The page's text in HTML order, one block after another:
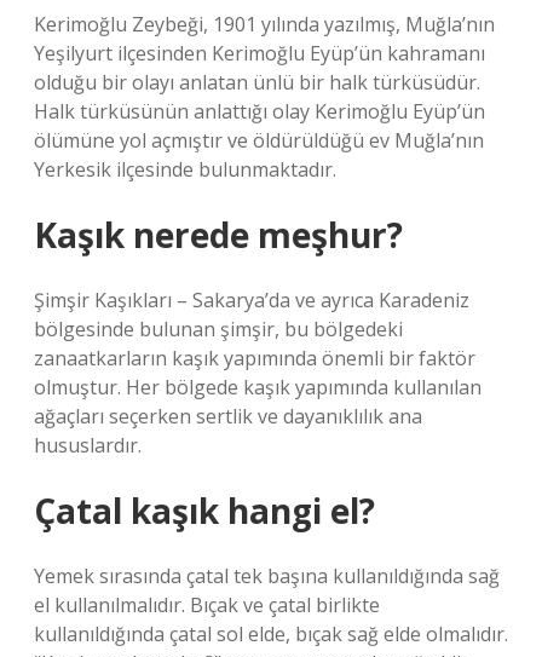
Kerimoğlu Zeybeği, 1901 yılında yazılmış, Muğla’nın
Yeşilyurt ilçesinden Kerimoğlu Eyüp’ün kahramanı
olduğu bir olayı anlatan ünlü bir halk türküsüdür.
Halk türküsünün anlattığı olay Kerimoğlu Eyüp’ün
ölümüne yol açmıştır ve öldürüldüğü ev Muğla’nın
Yerkesik ilçesinde bulunmaktadır.
Kaşık nerede meşhur?
Şimşir Kaşıkları – Sakarya’da ve ayrıca Karadeniz
bölgesinde bulunan şimşir, bu bölgedeki
zanaatkarların kaşık yapımında önemli bir faktör
olmuştur. Her bölgede kaşık yapımında kullanılan
ağaçları seçerken sertlik ve dayanıklılık ana
hususlardır.
Çatal kaşık hangi el?
Yemek sırasında çatal tek başına kullanıldığında sağ
el kullanılmalıdır. Bıçak ve çatal birlikte
kullanıldığında çatal sol elde, bıçak sağ elde olmalıdır.